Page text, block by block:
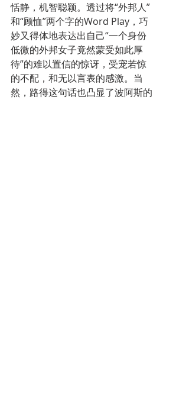
恬静，机智聪颖。透过将“外邦人”
和“顾恤”两个字的Word Play，巧
妙又得体地表达出自己“一个身份
低微的外邦女子竟然蒙受如此厚
待”的难以置信的惊讶，受宠若惊
的不配，和无以言表的感激。当
然，路得这句话也凸显了波阿斯的